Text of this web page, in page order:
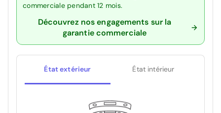
commerciale pendant 12 mois.
Découvrez nos engagements sur la
garantie commerciale
État extérieur État intérieur